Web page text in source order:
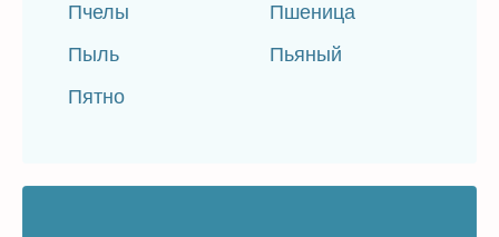
Пчелы
Пшеница
Пыль
Пьяный
Пятно